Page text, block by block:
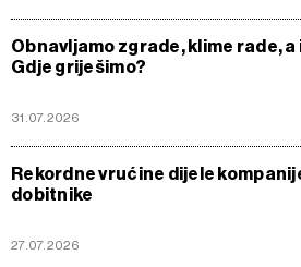
Obnavljamo zgrade, klime rade, a
Gdje griješimo?
31.07.2026
Rekordne vrućine dijele
dobitnike
27.07.2026